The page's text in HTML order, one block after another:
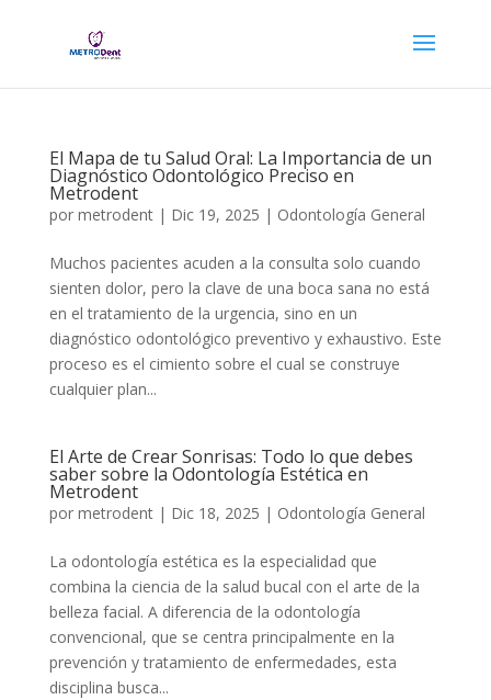
El Mapa de tu Salud Oral: La Importancia de un
Diagnóstico Odontológico Preciso en
Metrodent
por metrodent| Dic 19, 2025 | Odontología General
Muchos pacientes acuden a la consulta solo cuando
sienten dolor, pero la clave de una boca sana no está
en el tratamiento de la urgencia, sino en un
diagnóstico odontológico preventivo y exhaustivo. Este
proceso es el cimiento sobre el cual se construye
cualquier plan...
El Arte de Crear Sonrisas: Todo lo que debes
saber sobre la Odontología Estética en
Metrodent
por metrodent| Dic 18, 2025 | Odontología General
La odontología estética es la especialidad que
combina la ciencia de la salud bucal con el arte de la
belleza facial. A diferencia de la odontología
convencional, que se centra principalmente en la
prevención y tratamiento de enfermedades, esta
disciplina busca...